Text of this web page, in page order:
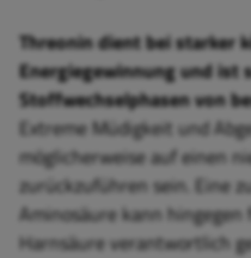
Threonin dient bei starker
Energiegewinnung und ist
Stoffwechselphasen von
Extreme Müdigkeit und
möglicherweise auf einen
zurückzuführen sein. Eine
Aminosäure kann
Harnsäure verantwortlich